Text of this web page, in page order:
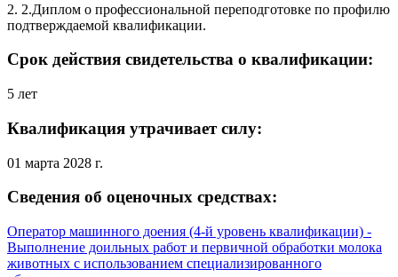
2. 2.Диплом о профессиональной переподготовке по профилю
подтверждаемой квалификации.
Срок действия свидетельства о квалификации:
5 лет
Квалификация утрачивает силу:
01 марта 2028 г.
Сведения об оценочных средствах:
Оператор машинного доения (4-й уровень квалификации) -
Выполнение доильных работ и первичной обработки молока
животных с использованием специализированного